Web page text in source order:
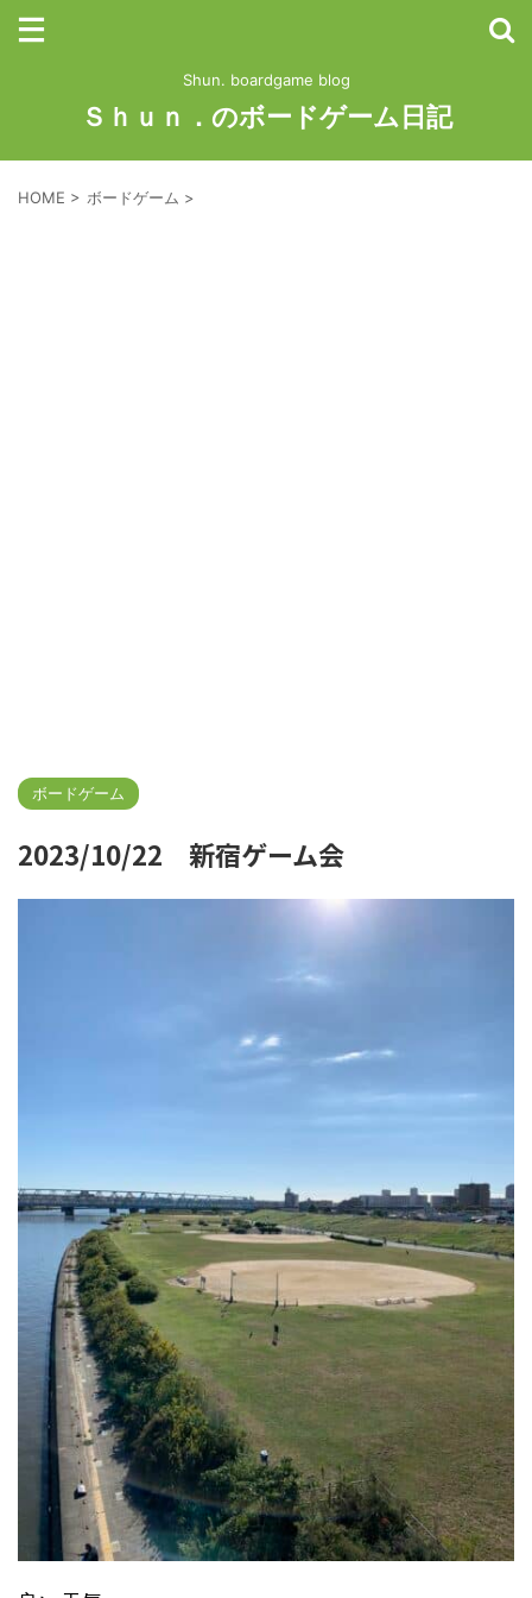
Shun. boardgame blog
Ｓｈｕｎ．のボードゲーム日記
HOME > ボードゲーム >
ボードゲーム
2023/10/22 新宿ゲーム会